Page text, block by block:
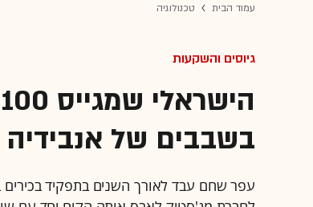
עמוד הבית טכנולוגיה
גיוסים והשקעות
בשבבים של אנבידיה